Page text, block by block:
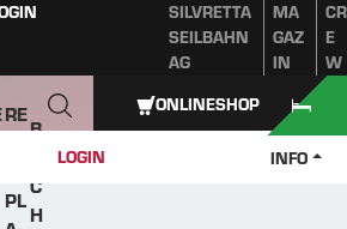
SILVRETTA
SEILBAHN
AG
MA
GAZ
IN
CR
E
W
RE
PL
B
C
H
LOGIN INFO
ONLINESHOP